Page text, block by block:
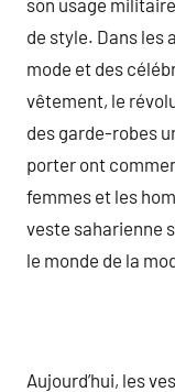
de style. Dans les
mode et des
vêtement, le
des garde-robes
porter ont
femmes et les
veste saharienne
le monde de la
Aujourd’hui, les